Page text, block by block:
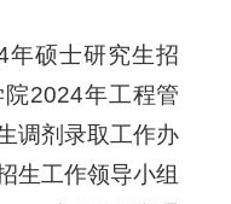
年硕士研究生招
2024年工程管
调剂录取工作办
生工作领导小组